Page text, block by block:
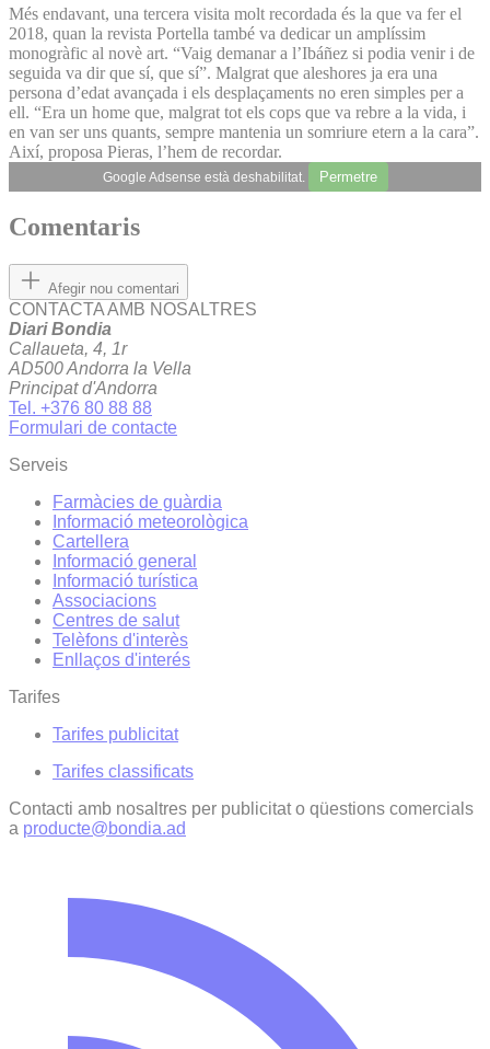
Més endavant, una tercera visita molt recordada és la que va fer el
2018, quan la revista Portella també va dedicar un amplíssim
monogràfic al novè art. “Vaig demanar a l’Ibáñez si podia venir i de
seguida va dir que sí, que sí”. Malgrat que aleshores ja era una
persona d’edat avançada i els desplaçaments no eren simples per a
ell. “Era un home que, malgrat tot els cops que va rebre a la vida, i
en van ser uns quants, sempre mantenia un somriure etern a la cara”.
Així, proposa Pieras, l’hem de recordar.
Google Adsense està deshabilitat. Permetre
Comentaris
Afegir nou comentari
CONTACTA AMB NOSALTRES
Diari Bondia
Callaueta, 4, 1r
AD500 Andorra la Vella
Principat d'Andorra
Tel. +376 80 88 88
Formulari de contacte
Serveis
Farmàcies de guàrdia
Informació meteorològica
Cartellera
Informació general
Informació turística
Associacions
Centres de salut
Telèfons d'interès
Enllaços d'interés
Tarifes
Tarifes publicitat
Tarifes classificats
Contacti amb nosaltres per publicitat o qüestions comercials
a producte@bondia.ad